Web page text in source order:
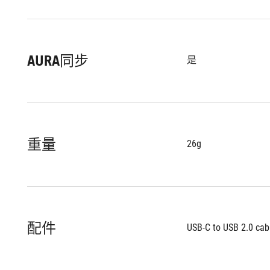
AURA同步 是
重量 26g
配件 USB-C to USB 2.0